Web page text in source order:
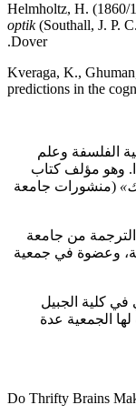
Helmholtz, H. (1860/
optik(Southall, J. P.
Dover.
Kveraga, K.,
predictions in the
الفلسفة وعلم
وهو مؤلف كتاب
(منشورات جامعة
من جامعة
وعضوة في جمعية
في كلية الجبيل
الجمعية عدة